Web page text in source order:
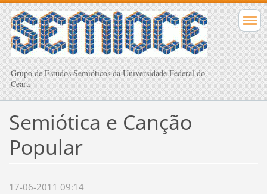
Grupo de Estudos Semióticos da Universidade Federal do
Ceará
Semiótica e Canção
Popular
17-06-2011 09:14